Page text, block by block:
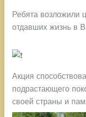
Ребята возложили
отдавших жизнь в
Акция
подрастающего
своей страны и